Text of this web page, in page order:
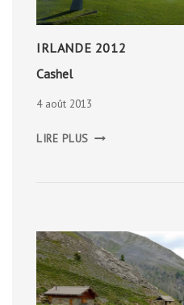
IRLANDE 2012
Cashel
4 août 2013
LIRE PLUS